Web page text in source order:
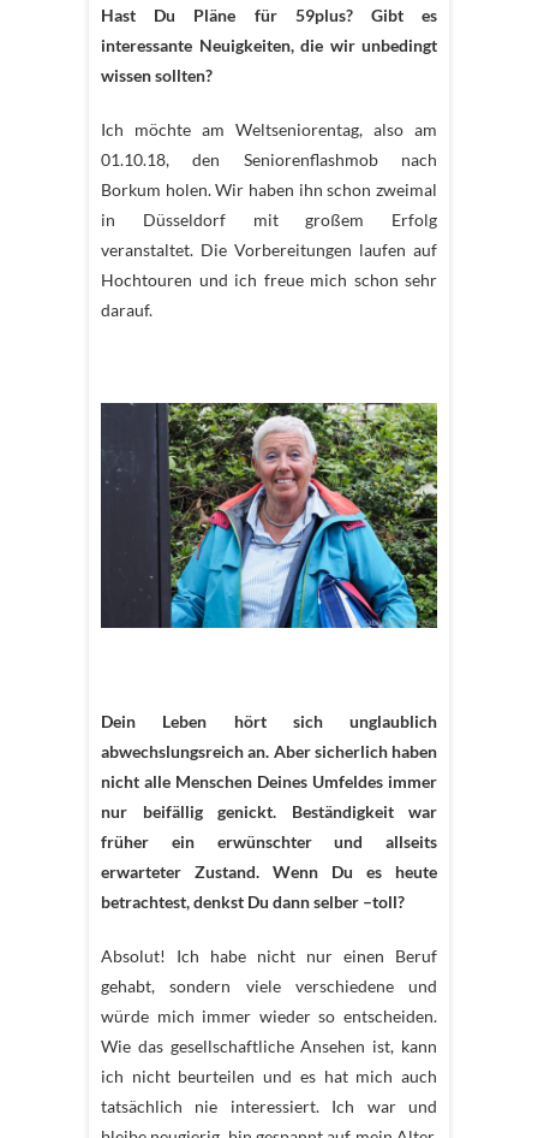
Hast Du Pläne für 59plus? Gibt es
interessante Neuigkeiten, die wir unbedingt
wissen sollten?
Ich möchte am Weltseniorentag, also am
01.10.18, den Seniorenflashmob nach
Borkum holen. Wir haben ihn schon zweimal
in Düsseldorf mit großem Erfolg
veranstaltet. Die Vorbereitungen laufen auf
Hochtouren und ich freue mich schon sehr
darauf.
Dein Leben hört sich unglaublich
abwechslungsreich an. Aber sicherlich haben
nicht alle Menschen Deines Umfeldes immer
nur beifällig genickt. Beständigkeit war
früher ein erwünschter und allseits
erwarteter Zustand. Wenn Du es heute
betrachtest, denkst Du dann selber –toll?
Absolut! Ich habe nicht nur einen Beruf
gehabt, sondern viele verschiedene und
würde mich immer wieder so entscheiden.
Wie das gesellschaftliche Ansehen ist, kann
ich nicht beurteilen und es hat mich auch
tatsächlich nie interessiert. Ich war und